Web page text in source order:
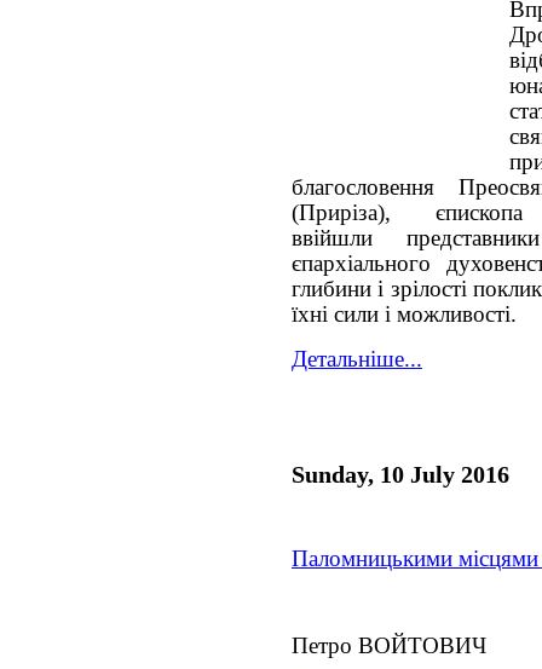
благословення
(Приріза), єпископа
ввійшли
єпархіального
глибини і зрілості
їхні сили і можливості.
Детальніше...
Sunday, 10 July 2016
Паломницькими місцями
Петро ВОЙТОВИЧ